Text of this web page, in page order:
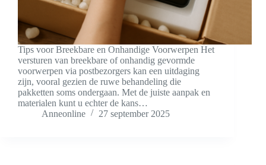
Tips voor Breekbare en Onhandige Voorwerpen Het
versturen van breekbare of onhandig gevormde
voorwerpen via postbezorgers kan een uitdaging
zijn, vooral gezien de ruwe behandeling die
pakketten soms ondergaan. Met de juiste aanpak en
materialen kunt u echter de kans…
Anneonline
27 september 2025